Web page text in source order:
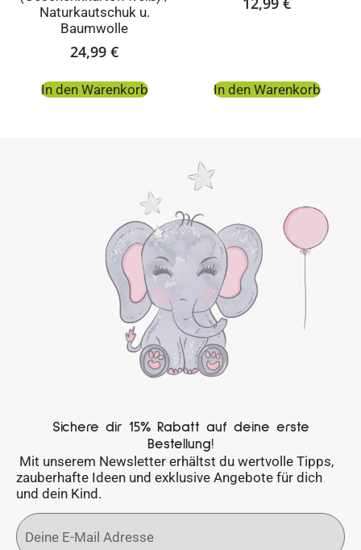
Naturkautschuk u.
Baumwolle
24,99 €
In den Warenkorb In den Warenkorb
Sichere dir 15% Rabatt auf deine erste
Bestellung!
Mit unserem Newsletter erhältst du wertvolle Tipps,
zauberhafte Ideen und exklusive Angebote für dich
und dein Kind.